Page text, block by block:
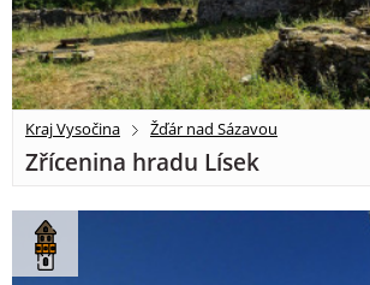
Kraj Vysočina Žďár nad Sázavou
Zřícenina hradu Lísek